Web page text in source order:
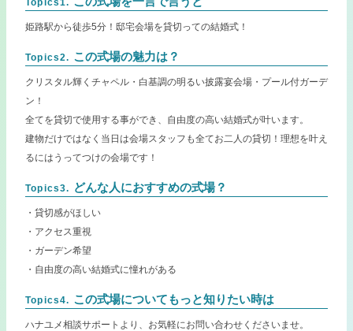
姫路駅から徒歩5分！邸宅会場を貸切っての結婚式！
Topics2. この式場の魅力は？
クリスタル輝くチャペル・白基調の明るい披露宴会場・プール付ガーデ
ン！
全てを貸切で使用する事ができ、自由度の高い結婚式が叶います。
建物だけではなく当日は会場スタッフも全てお二人の貸切！理想を叶え
るにはうってつけの会場です！
Topics3. どんな人におすすめの式場？
・貸切感がほしい
・アクセス重視
・ガーデン希望
・自由度の高い結婚式に憧れがある
Topics4. この式場についてもっと知りたい時は
ハナユメ相談サポートより、お気軽にお問い合わせくださいませ。